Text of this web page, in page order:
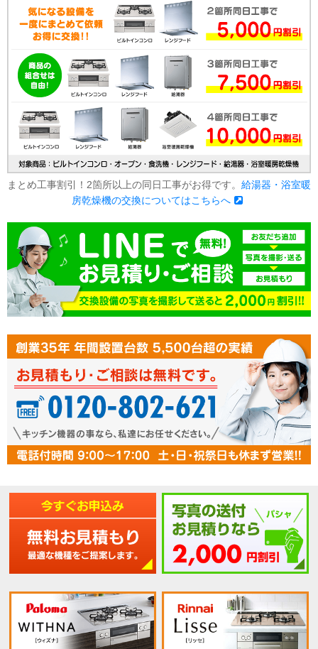
まとめ工事割引！2箇所以上の同日工事がお得です。 給湯器・浴室暖
房乾燥機の交換についてはこちらへ